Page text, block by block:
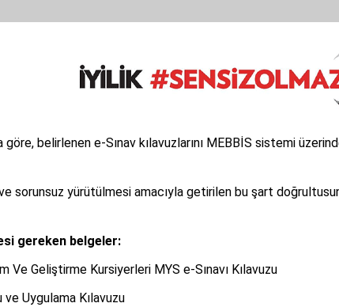
göre, belirlenen e-Sınav kılavuzlarını MEBBİS sistemi
sorunsuz yürütülmesi amacıyla getirilen bu şart
gereken belgeler:
Geliştirme Kursiyerleri MYS e-Sınavı Kılavuzu
Uygulama Kılavuzu